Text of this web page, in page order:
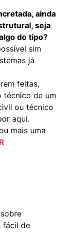
ainda
seja
do tipo?
sim
já
feitas,
técnico de um
ou técnico
aqui.
mais uma
fácil de